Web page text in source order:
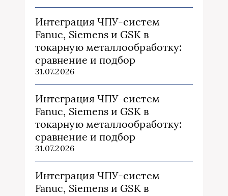
Интеграция ЧПУ-систем
Fanuc, Siemens и GSK в
токарную металлообработку:
сравнение и подбор
31.07.2026
Интеграция ЧПУ-систем
Fanuc, Siemens и GSK в
токарную металлообработку:
сравнение и подбор
31.07.2026
Интеграция ЧПУ-систем
Fanuc, Siemens и GSK в